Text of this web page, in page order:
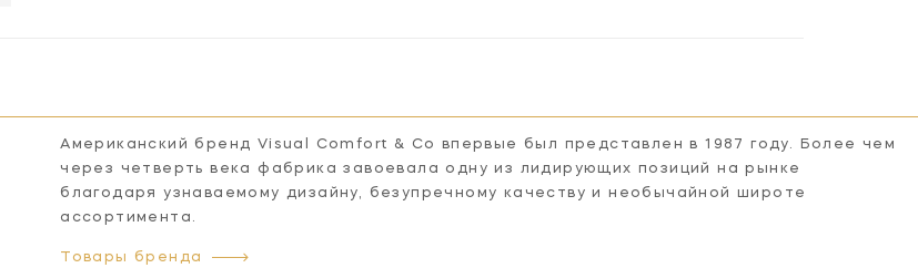
Американский бренд Visual Comfort & Co впервые был представлен в 1987 году. Более чем
через четверть века фабрика завоевала одну из лидирующих позиций на рынке
благодаря узнаваемому дизайну, безупречному качеству и необычайной широте
ассортимента.
Товары бренда